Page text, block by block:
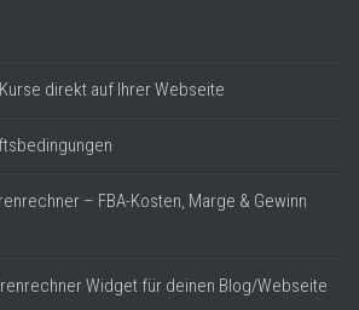
direkt auf Ihrer Webseite
– FBA-Kosten, Marge & Gewinn
Widget für deinen Blog/Webseite